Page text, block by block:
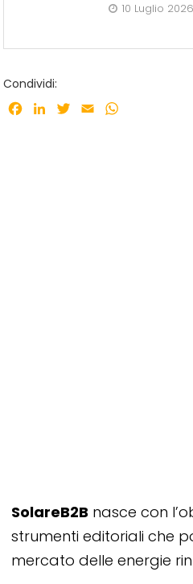
10 Luglio 2026
Condividi:
Facebook
LinkedInTwitter
Email
SolareB2B nasce con
strumenti editoriali che
mercato delle energie